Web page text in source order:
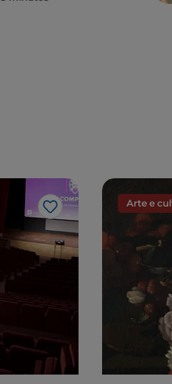
Gosto
Arte e